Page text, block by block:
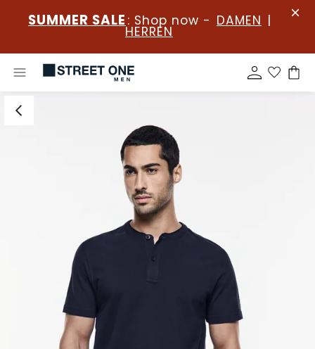
SUMMER SALE : Shop now - DAMEN |
HERREN